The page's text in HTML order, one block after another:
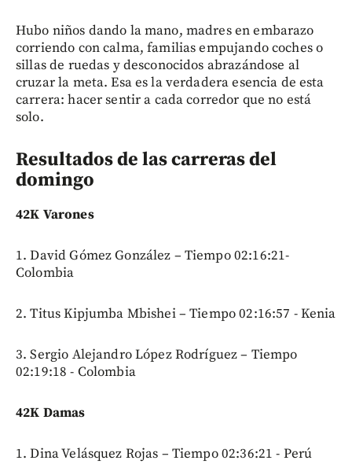
Hubo niños dando la mano, madres en embarazo
corriendo con calma, familias empujando coches o
sillas de ruedas y desconocidos abrazándose al
cruzar la meta. Esa es la verdadera esencia de esta
carrera: hacer sentir a cada corredor que no está
solo.
Resultados de las carreras del
domingo
42K Varones
1. David Gómez González – Tiempo 02:16:21-
Colombia
2. Titus Kipjumba Mbishei – Tiempo 02:16:57 - Kenia
3. Sergio Alejandro López Rodríguez – Tiempo
02:19:18 - Colombia
42K Damas
1. Dina Velásquez Rojas – Tiempo 02:36:21 - Perú